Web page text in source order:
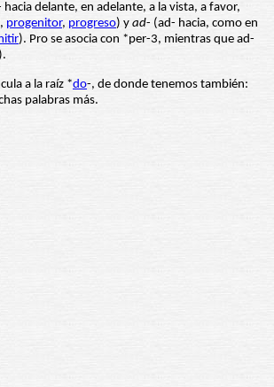
hacia delante, en adelante, a la vista, a favor,
, progenitor, progreso) y ad- (ad- hacia, como en
). Pro se asocia con *per-3, mientras que ad-
a la raíz *do-, de donde tenemos también:
palabras más.